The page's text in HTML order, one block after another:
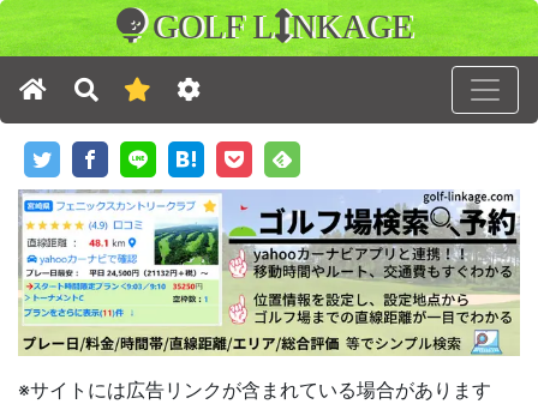
GOLF L NKAGE
※サイトには広告リンクが含まれている場合があります